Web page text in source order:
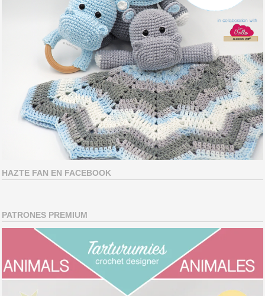
HAZTE FAN EN FACEBOOK
PATRONES PREMIUM